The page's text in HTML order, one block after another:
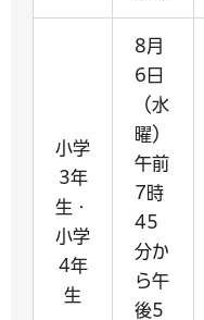
小学
3年
生・
小学
4年
生
8月
6日
（水
曜）
午前
7時
45
分か
ら午
後5